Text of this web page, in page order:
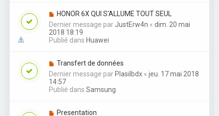
HONOR 6X QUI S'ALLUME TOUT SEUL
Dernier message par JustErw4n « dim. 20 mai
2018 18:19
Publié dans Huawei
Transfert de données
Dernier message parPlasilbdx « jeu. 17 mai 2018
14:57
Publié dans Samsung
Presentation